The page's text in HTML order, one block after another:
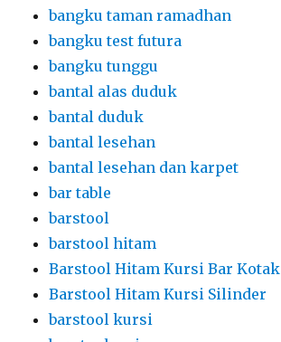
bangku taman ramadhan
bangku test futura
bangku tunggu
bantal alas duduk
bantal duduk
bantal lesehan
bantal lesehan dan karpet
bar table
barstool
barstool hitam
Barstool Hitam Kursi Bar Kotak
Barstool Hitam Kursi Silinder
barstool kursi